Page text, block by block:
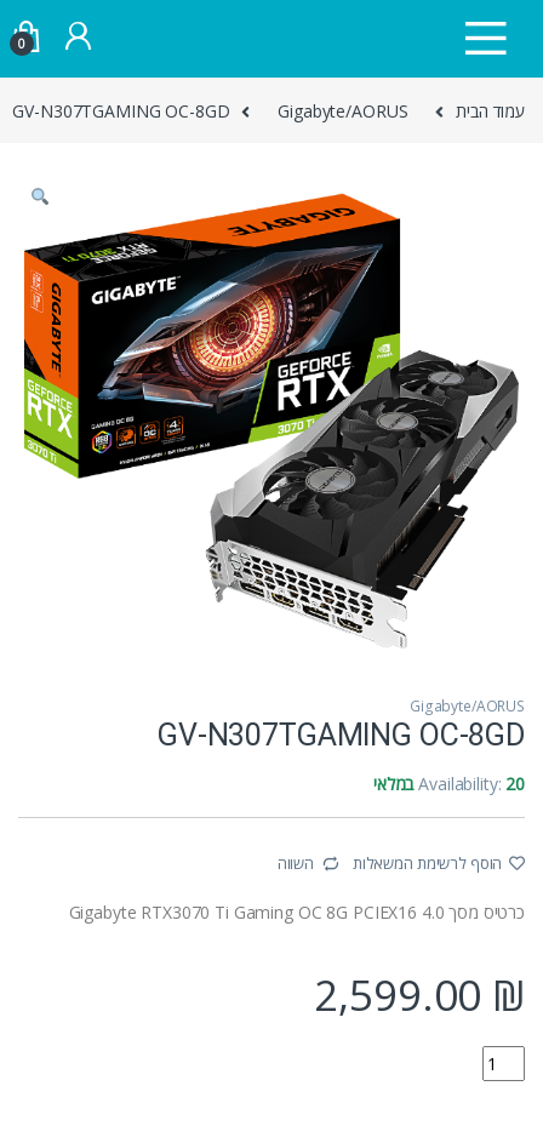
0
עמוד הבית Gigabyte/AORUS
GV-N307TGAMING OC-8GD
Gigabyte/AORUS
GV-N307TGAMING OC-8GD
Availability: 20 במלאי
הוסף לרשימת המשאלות השווה
כרטיס מסך Gigabyte RTX3070 Ti Gaming OC 8G PCIEX16 4.0
2,599.00 ₪
GV-N307TGAMING OC-8GD quantity